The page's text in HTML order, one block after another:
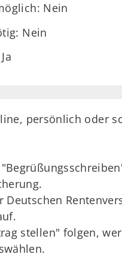
Nein
Nein
persönlich oder
stellen" folgen,